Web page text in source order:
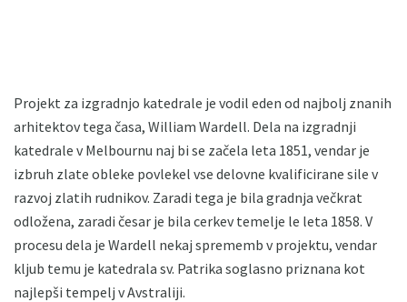
Projekt za izgradnjo katedrale je vodil eden od najbolj znanih
arhitektov tega časa, William Wardell. Dela na izgradnji
katedrale v Melbournu naj bi se začela leta 1851, vendar je
izbruh zlate obleke povlekel vse delovne kvalificirane sile v
razvoj zlatih rudnikov. Zaradi tega je bila gradnja večkrat
odložena, zaradi česar je bila cerkev temelje le leta 1858. V
procesu dela je Wardell nekaj sprememb v projektu, vendar
kljub temu je katedrala sv. Patrika soglasno priznana kot
najlepši tempelj v Avstraliji.